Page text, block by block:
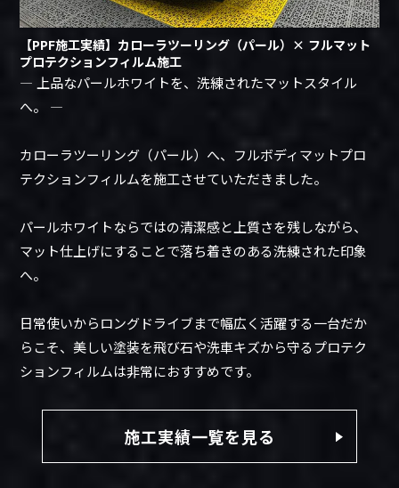
【PPF施工実績】カローラツーリング（パール）× フルマット
プロテクションフィルム施工
― 上品なパールホワイトを、洗練されたマットスタイル
へ。 ―
カローラツーリング（パール）へ、フルボディマットプロ
テクションフィルムを施工させていただきました。
パールホワイトならではの清潔感と上質さを残しながら、
マット仕上げにすることで落ち着きのある洗練された印象
へ。
日常使いからロングドライブまで幅広く活躍する一台だか
らこそ、美しい塗装を飛び石や洗車キズから守るプロテク
ションフィルムは非常におすすめです。
施工実績一覧を見る